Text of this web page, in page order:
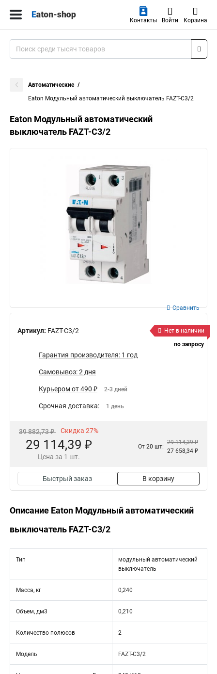
Контакты Войти Корзина
Автоматические
Eaton Модульный автоматический выключатель FAZT-C3/2
Eaton Модульный автоматический
выключатель FAZT-C3/2
Артикул: FAZT-C3/2
Сравнить
Нет в наличии
по запросу
Гарантия производителя: 1 год
Самовывоз: 2 дня
Курьером от 490 ₽ 2-3 дней
Срочная доставка: 1 день
39 882,73 ₽ Скидка 27%
29 114,39 ₽
Цена за 1 шт.
От 20 шт:
29 114,39 ₽
27 658,34 ₽
Быстрый заказ В корзину
Описание Eaton Модульный автоматический
выключатель FAZT-C3/2
Тип
модульный автоматический
выключатель
Масса, кг 0,240
Объем, дм3 0,210
Количество полюсов 2
Модель FAZT-C3/2